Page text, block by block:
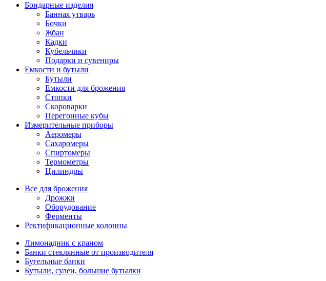
Бондарные изделия
Банная утварь
Бочки
Жбан
Кадки
Кубельчики
Подарки и сувениры
Емкости и бутыли
Бутыли
Емкости для брожения
Стопки
Скороварки
Перегонные кубы
Измерительные приборы
Аеромеры
Сахаромеры
Спиртомеры
Термометры
Цилиндры
Все для брожения
Дрожжи
Оборудование
Ферменты
Ректификационные колонны
Лимонадник с краном
Банки стеклянные от производителя
Бугельные банки
Бутыли, сулеи, большие бутылки